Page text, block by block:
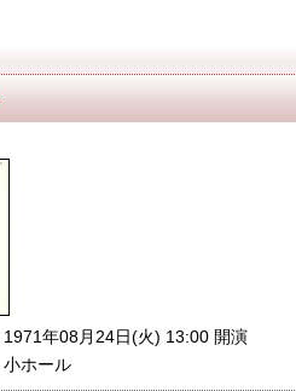
1971年08月24日(火) 13:00 開演
小ホール